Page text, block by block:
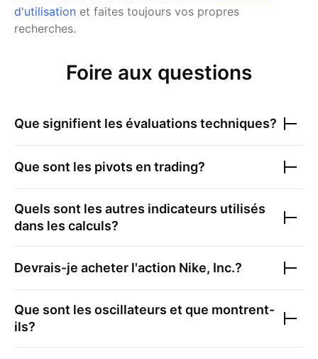
d'utilisation et faites toujours vos propres
recherches.
Foire aux questions
Que signifient les évaluations techniques?
Que sont les pivots en trading?
Quels sont les autres indicateurs utilisés
dans les calculs?
Devrais-je acheter l'action Nike, Inc.?
Que sont les oscillateurs et que montrent-
ils?